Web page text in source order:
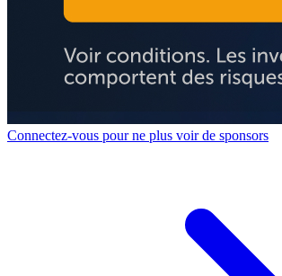
Connectez-vous pour ne plus voir de sponsors